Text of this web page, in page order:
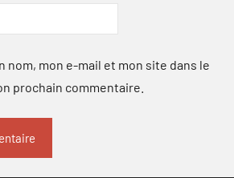
nom, mon e-mail et mon site dans le
prochain commentaire.